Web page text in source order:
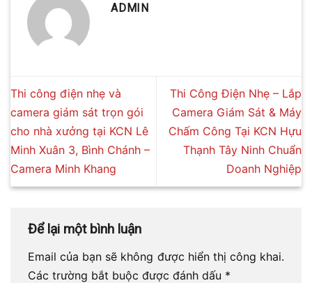
ADMIN
Thi công điện nhẹ và
camera giám sát trọn gói
cho nhà xưởng tại KCN Lê
Minh Xuân 3, Bình Chánh –
Camera Minh Khang
Thi Công Điện Nhẹ – Lắp
Camera Giám Sát & Máy
Chấm Công Tại KCN Hựu
Thạnh Tây Ninh Chuẩn
Doanh Nghiệp
Để lại một bình luận
Email của bạn sẽ không được hiển thị công khai.
Các trường bắt buộc được đánh dấu *